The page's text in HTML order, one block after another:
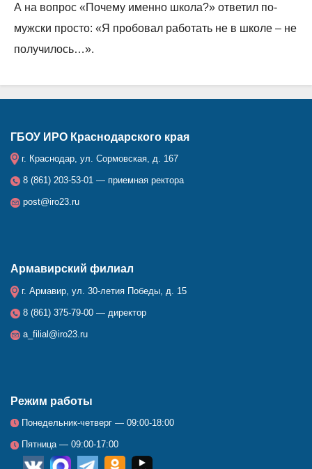
А на вопрос «Почему именно школа?» ответил по-
мужски просто: «Я пробовал работать не в школе – не
получилось…».
ГБОУ ИРО Краснодарского края
г. Краснодар, ул. Сормовская, д. 167
8 (861) 203-53-01 — приемная ректора
post@iro23.ru
Армавирский филиал
г. Армавир, ул. 30-летия Победы, д. 15
8 (861) 375-79-00 — директор
a_filial@iro23.ru
Режим работы
Понедельник-четверг — 09:00-18:00
Пятница — 09:00-17:00